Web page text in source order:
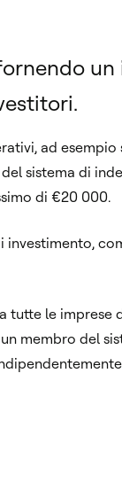
un
ad esempio
sistema di
di €20 000.
tutte le imprese
membro del